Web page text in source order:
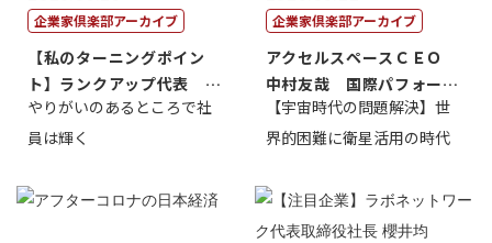
企業家倶楽部アーカイブ
【私のターニングポイン
ト】ランクアップ代表 岩
崎裕美子
やりがいのあるところで社
員は輝く
企業家倶楽部アーカイブ
アクセルスペースＣＥＯ
中村友哉 国際パフォーマ
ンス研究所代...
【宇宙時代の問題解決】世
界的困難に衛星活用の時代